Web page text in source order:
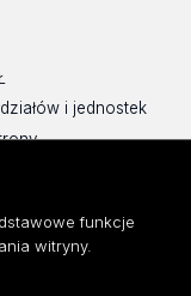
i jednostek
funkcje
witryny.